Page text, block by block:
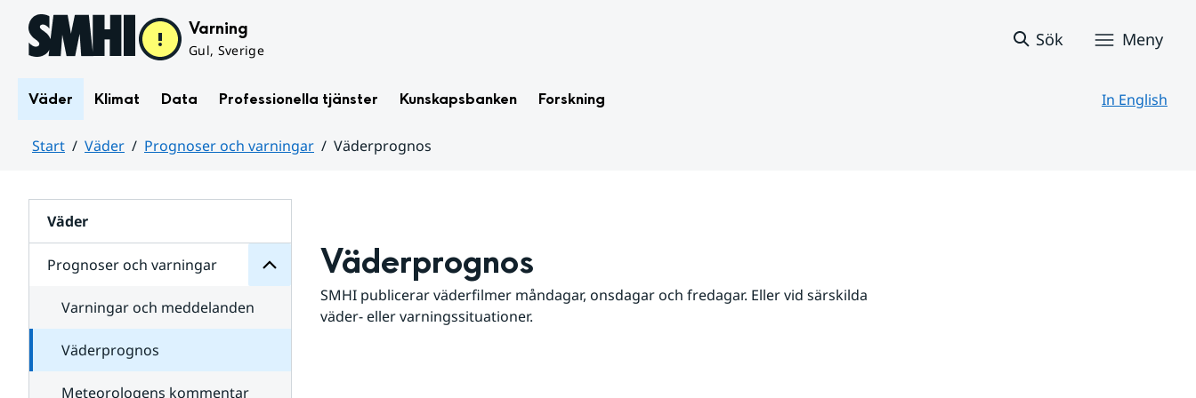
Hoppa till sidans innehåll Varning
Gul, Sverige
Sök Meny
Väder Klimat Data Professionella tjänster Kunskapsbanken Forskning In English
Start Väder Prognoser och varningar
Väderprognos
Väder
Prognoser och varningar
för
varningar
Varningar och meddelanden
Väderprognos
Meteorologens kommentar
Väderprognos
SMHI publicerar väderfilmer måndagar, onsdagar och fredagar. Eller vid särskilda
väder- eller varningssituationer.